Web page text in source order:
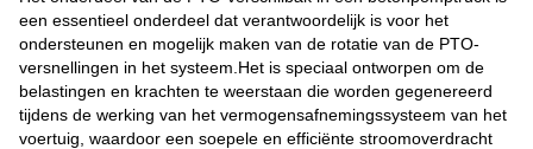
een essentieel onderdeel dat verantwoordelijk is voor het
ondersteunen en mogelijk maken van de rotatie van de PTO-
versnellingen in het systeem.Het is speciaal ontworpen om de
belastingen en krachten te weerstaan die worden gegenereerd
tijdens de werking van het vermogensafnemingssysteem van het
voertuig, waardoor een soepele en efficiënte stroomoverdracht